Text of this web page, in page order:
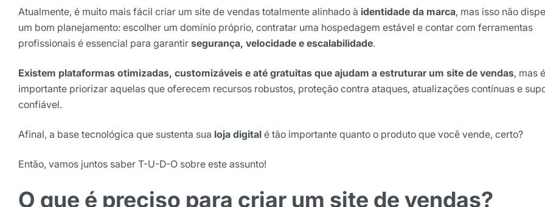
Atualmente, é muito mais fácil criar um site de vendas totalmente alinhado à identidade da marca, mas isso não
um bom planejamento: escolher um domínio próprio, contratar uma hospedagem estável e contar com ferramentas
profissionais é essencial para garantir segurança, velocidade e escalabilidade.
Existem plataformas otimizadas, customizáveis e até gratuitas que ajudam a estruturar um site de vendas, mas é
importante priorizar aquelas que oferecem recursos robustos, proteção contra ataques, atualizações contínuas e
confiável.
Afinal, a base tecnológica que sustenta sua loja digital é tão importante quanto o produto que você vende, certo?
Então, vamos juntos saber T-U-D-O sobre este assunto!
O que é preciso para criar um site de vendas?
Receba os melhores insights da Locaweb
Tendências e materiais exclusivos do mercado
Nome